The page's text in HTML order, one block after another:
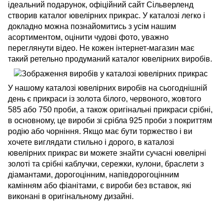
ідеальний подарунок, офіційний сайт Сільверленд
створив каталог ювелірних прикрас. У каталозі легко і
докладно можна познайомитись з усім нашим
асортиментом, оцінити чудові фото, уважно
переглянути відео. Не кожен інтернет-магазин має
такий ретельно продуманий каталог ювелірних виробів.
У нашому каталозі ювелірних виробів на сьогоднішній
день є прикраси із золота білого, червоного, жовтого
585 або 750 проби, а також оригінальні прикраси срібні,
в основному, це вироби зі срібла 925 проби з покриттям
родію або чорніння. Якщо має бути торжество і ви
хочете виглядати стильно і дорого, в каталозі
ювелірних прикрас ви можете знайти сучасні ювелірні
золоті та срібні каблучки, сережки, кулони, браслети з
діамантами, дорогоцінним, напівдорогоцінним
камінням або фіанітами, є вироби без вставок, які
виконані в оригінальному дизайні.